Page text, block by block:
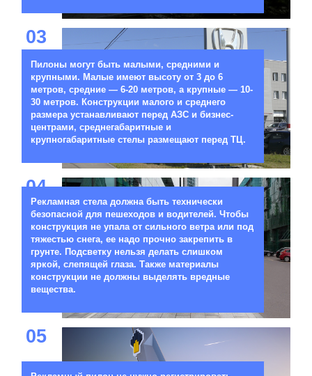
03
Пилоны могут быть малыми, средними и
крупными. Малые имеют высоту от 3 до 6
метров, средние — 6-20 метров, а крупные — 10-
30 метров. Конструкции малого и среднего
размера устанавливают перед АЗС и бизнес-
центрами, среднегабаритные и
крупногабаритные стелы размещают перед ТЦ.
04
Рекламная стела должна быть технически
безопасной для пешеходов и водителей. Чтобы
конструкция не упала от сильного ветра или под
тяжестью снега, ее надо прочно закрепить в
грунте. Подсветку нельзя делать слишком
яркой, слепящей глаза. Также материалы
конструкции не должны выделять вредные
вещества.
05